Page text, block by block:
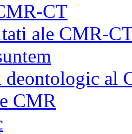
CT
ale CMR-
deontologic al
CMR